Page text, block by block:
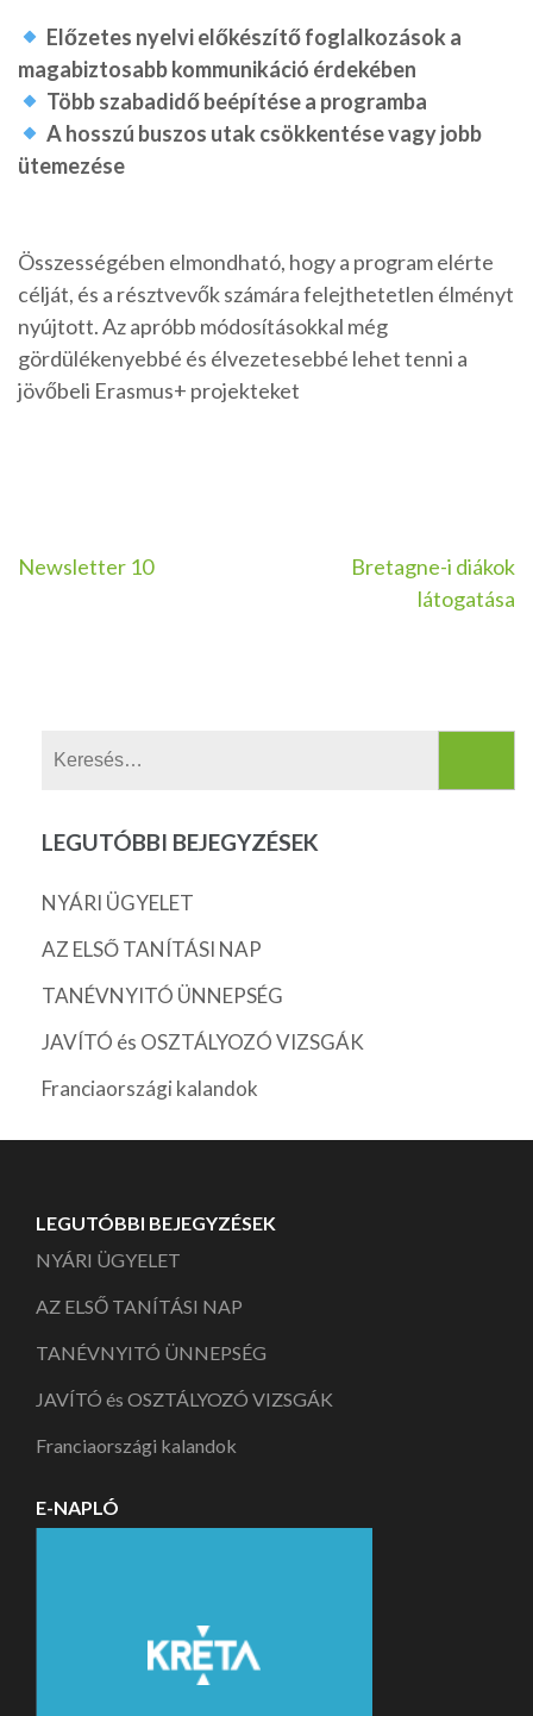
Előzetes nyelvi előkészítő foglalkozások a
magabiztosabb kommunikáció érdekében
Több szabadidő beépítése a programba
A hosszú buszos utak csökkentése vagy jobb
ütemezése
Összességében elmondható, hogy a program elérte
célját, és a résztvevők számára felejthetetlen élményt
nyújtott. Az apróbb módosításokkal még
gördülékenyebbé és élvezetesebbé lehet tenni a
jövőbeli Erasmus+ projekteket
Bejegyzés
Newsletter 10
Bretagne-i diákok
látogatása
LEGUTÓBBI BEJEGYZÉSEK
NYÁRI ÜGYELET
AZ ELSŐ TANÍTÁSI NAP
TANÉVNYITÓ ÜNNEPSÉG
JAVÍTÓ és OSZTÁLYOZÓ VIZSGÁK
Franciaországi kalandok
LEGUTÓBBI BEJEGYZÉSEK
NYÁRI ÜGYELET
AZ ELSŐ TANÍTÁSI NAP
TANÉVNYITÓ ÜNNEPSÉG
JAVÍTÓ és OSZTÁLYOZÓ VIZSGÁK
Franciaországi kalandok
E-NAPLÓ